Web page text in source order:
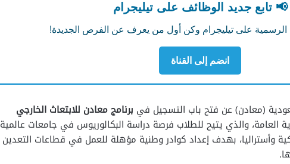
📢 تابع جديد الوظائف على تيليجرام
الرسمية على تيليجرام وكن أول من يعرف عن الفرص الجديدة!
انضم إلى القناة
(معادن) عن فتح باب التسجيل في برنامج معادن للابتعاث الخارجي
العامة، والذي يتيح للطلاب فرصة دراسة البكالوريوس في جامعات عالمية
وأستراليا، بهدف إعداد كوادر وطنية مؤهلة للعمل في قطاعات التعدين